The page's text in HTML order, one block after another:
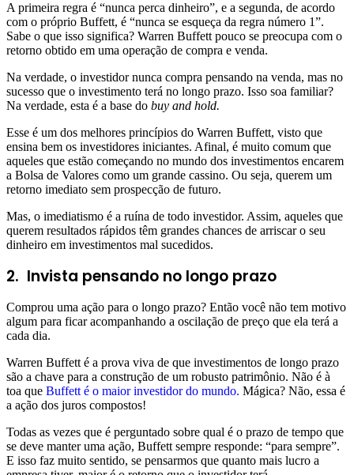
A primeira regra é “nunca perca dinheiro”, e a segunda, de acordo
com o próprio Buffett, é “nunca se esqueça da regra número 1”.
Sabe o que isso significa? Warren Buffett pouco se preocupa com o
retorno obtido em uma operação de compra e venda.
Na verdade, o investidor nunca compra pensando na venda, mas no
sucesso que o investimento terá no longo prazo. Isso soa familiar?
Na verdade, esta é a base do buy and hold.
Esse é um dos melhores princípios do Warren Buffett, visto que
ensina bem os investidores iniciantes. Afinal, é muito comum que
aqueles que estão começando no mundo dos investimentos encarem
a Bolsa de Valores como um grande cassino. Ou seja, querem um
retorno imediato sem prospecção de futuro.
Mas, o imediatismo é a ruína de todo investidor. Assim, aqueles que
querem resultados rápidos têm grandes chances de arriscar o seu
dinheiro em investimentos mal sucedidos.
2. Invista pensando no longo prazo
Comprou uma ação para o longo prazo? Então você não tem motivo
algum para ficar acompanhando a oscilação de preço que ela terá a
cada dia.
Warren Buffett é a prova viva de que investimentos de longo prazo
são a chave para a construção de um robusto patrimônio. Não é à
toa que Buffett é o maior investidor do mundo. Mágica? Não, essa é
a ação dos juros compostos!
Todas as vezes que é perguntado sobre qual é o prazo de tempo que
se deve manter uma ação, Buffett sempre responde: “para sempre”.
E isso faz muito sentido, se pensarmos que quanto mais lucro a